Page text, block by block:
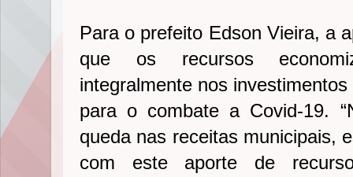
Para o prefeito Edson Vieira, a
que os recursos
integralmente nos
para o combate a Covid-19.
queda nas receitas municipais,
com este aporte de